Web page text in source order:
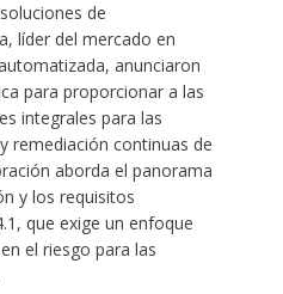
de
líder del mercado en
anunciaron
para proporcionar a las
integrales para las
remediación continuas de
aborda el panorama
y los requisitos
que exige un enfoque
el riesgo para las